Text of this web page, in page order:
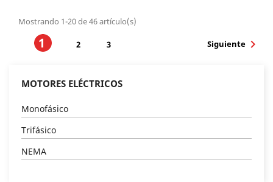
MOTORES ELÉCTRICOS
Monofásico
Trifásico
NEMA
Mostrando 1-20 de 46 artículo(s)
1 2 3 Siguiente 